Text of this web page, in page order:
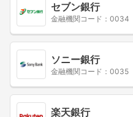
セブン銀行
金融機関コード：0034
ソニー銀行
金融機関コード：0035
楽天銀行